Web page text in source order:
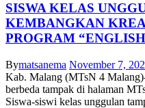
SISWA KELAS
KEMBANGKAN
PROGRAM
Bymatsanema November 7,
Kab. Malang (MTsN 4
berbeda tampak di halaman
Siswa-siswi kelas unggulan